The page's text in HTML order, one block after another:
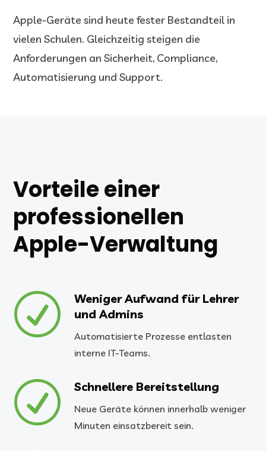
Apple-Geräte sind heute fester Bestandteil in
vielen Schulen. Gleichzeitig steigen die
Anforderungen an Sicherheit, Compliance,
Automatisierung und Support.
Vorteile einer
professionellen
Apple-Verwaltung
R
Weniger Aufwand für Lehrer
und Admins
Automatisierte Prozesse entlasten
interne IT-Teams.
R Schnellere Bereitstellung
Neue Geräte können innerhalb weniger
Minuten einsatzbereit sein.